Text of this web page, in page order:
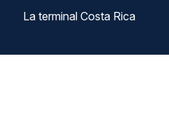
La terminal Costa Rica